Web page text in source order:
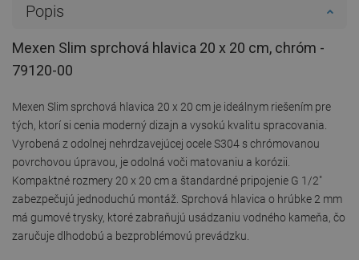
Popis
Mexen Slim sprchová hlavica 20 x 20 cm, chróm -
79120-00
Mexen Slim sprchová hlavica 20 x 20 cm je ideálnym riešením pre
tých, ktorí si cenia moderný dizajn a vysokú kvalitu spracovania.
Vyrobená z odolnej nehrdzavejúcej ocele S304 s chrómovanou
povrchovou úpravou, je odolná voči matovaniu a korózii.
Kompaktné rozmery 20 x 20 cm a štandardné pripojenie G 1/2"
zabezpečujú jednoduchú montáž. Sprchová hlavica o hrúbke 2 mm
má gumové trysky, ktoré zabraňujú usádzaniu vodného kameňa, čo
zaručuje dlhodobú a bezproblémovú prevádzku.